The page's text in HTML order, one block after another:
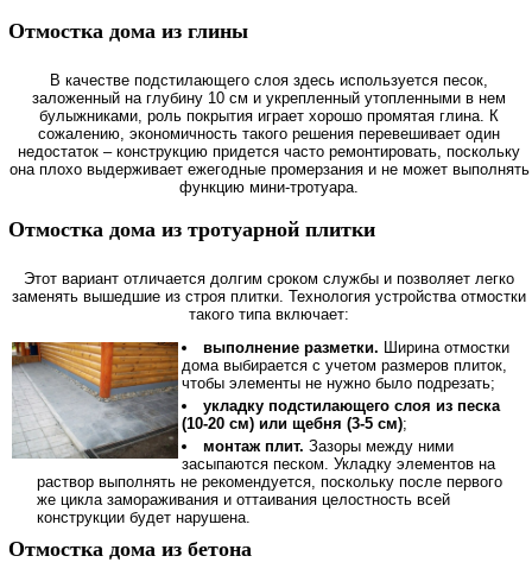
Отмостка дома из глины
В качестве подстилающего слоя здесь используется песок,
заложенный на глубину 10 см и укрепленный утопленными в нем
булыжниками, роль покрытия играет хорошо промятая глина. К
сожалению, экономичность такого решения перевешивает один
недостаток – конструкцию придется часто ремонтировать, поскольку
она плохо выдерживает ежегодные промерзания и не может выполнять
функцию мини-тротуара.
Отмостка дома из тротуарной плитки
Этот вариант отличается долгим сроком службы и позволяет легко
заменять вышедшие из строя плитки. Технология устройства отмостки
такого типа включает:
выполнение разметки. Ширина отмостки
дома выбирается с учетом размеров плиток,
чтобы элементы не нужно было подрезать;
укладку подстилающего слоя из песка
(10-20 см) или щебня (3-5 см);
монтаж плит. Зазоры между ними
засыпаются песком. Укладку элементов на
раствор выполнять не рекомендуется, поскольку после первого
же цикла замораживания и оттаивания целостность всей
конструкции будет нарушена.
Отмостка дома из бетона